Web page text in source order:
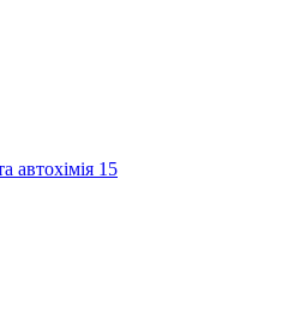
автохімія 15